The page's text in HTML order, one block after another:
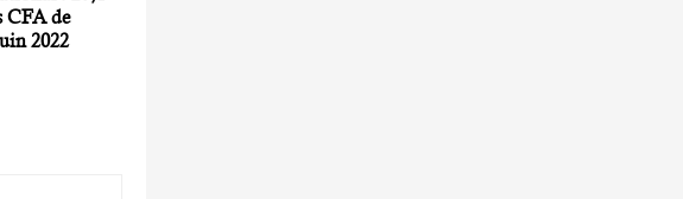
CFA de
2022